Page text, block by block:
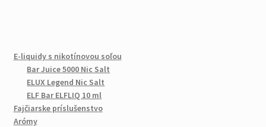
E-liquidy s nikotínovou soľou
Bar Juice 5000 Nic Salt
ELUX Legend Nic Salt
ELF Bar ELFLIQ 10 ml
Fajčiarske príslušenstvo
Arómy